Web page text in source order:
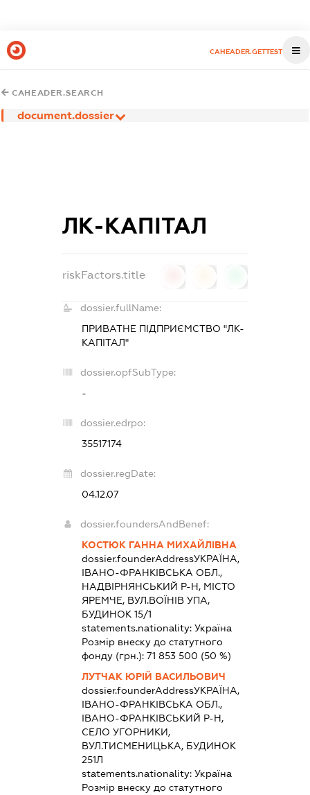
CAHEADER.GETTEST
CAHEADER.SEARCH
document.dossier
ЛК-КАПІТАЛ
riskFactors.title
dossier.fullName:
ПРИВАТНЕ ПІДПРИЄМСТВО "ЛК-
КАПІТАЛ"
dossier.opfSubType:
-
dossier.edrpo:
35517174
dossier.regDate:
04.12.07
dossier.foundersAndBenef:
КОСТЮК ГАННА МИХАЙЛІВНА
dossier.founderAddressУКРАЇНА,
ІВАНО-ФРАНКІВСЬКА ОБЛ.,
НАДВІРНЯНСЬКИЙ Р-Н, МІСТО
ЯРЕМЧЕ, ВУЛ.ВОЇНІВ УПА,
БУДИНОК 15/1
statements.nationality:Україна
Розмір внеску до статутного
фонду (грн.):71 853 500 (50 %)
ЛУТЧАК ЮРІЙ ВАСИЛЬОВИЧ
dossier.founderAddressУКРАЇНА,
ІВАНО-ФРАНКІВСЬКА ОБЛ.,
ІВАНО-ФРАНКІВСЬКИЙ Р-Н,
СЕЛО УГОРНИКИ,
ВУЛ.ТИСМЕНИЦЬКА, БУДИНОК
251Л
statements.nationality:Україна
Розмір внеску до статутного